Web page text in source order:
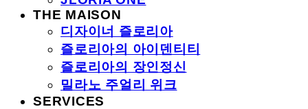
THE MAISON
디자이너 즐로리아
즐로리아의 아이덴티티
즐로리아의 장인정신
밀라노 주얼리 위크
SERVICES